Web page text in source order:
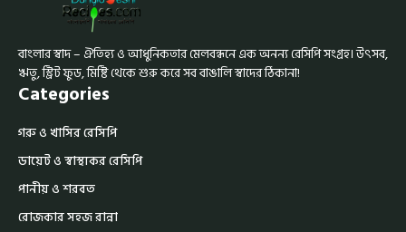
বাংলার স্বাদ – ঐতিহ্য ও আধুনিকতার মেলবন্ধনে এক অনন্য রেসিপি সংগ্রহ। উৎসব,
ঋতু, স্ট্রিট ফুড, মিষ্টি থেকে শুরু করে সব বাঙালি স্বাদের ঠিকানা!
Categories
গরু ও খাসির রেসিপি
ডায়েট ও স্বাস্থ্যকর রেসিপি
পানীয় ও শরবত
রোজকার সহজ রান্না